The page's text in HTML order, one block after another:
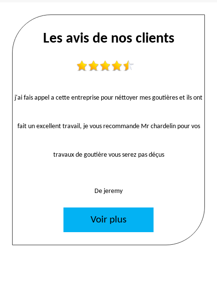
Les avis de nos clients
j'ai fais appel a cette entreprise pour néttoyer mes goutières et ils ont
fait un excellent travail, je vous recommande Mr chardelin pour vos
travaux de goutière vous serez pas déçus
De jeremy
Voir plus